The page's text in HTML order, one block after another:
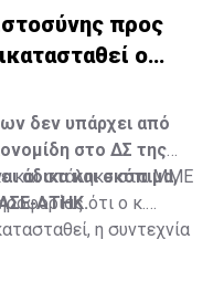
προς
ο
δεν υπάρχει από
στο ΔΣ της
άδικα και σκόπιμα,
ΑΤΗΚ.
και στάληκε στα ΜΜΕ
ότι ο κ.
η συντεχνία